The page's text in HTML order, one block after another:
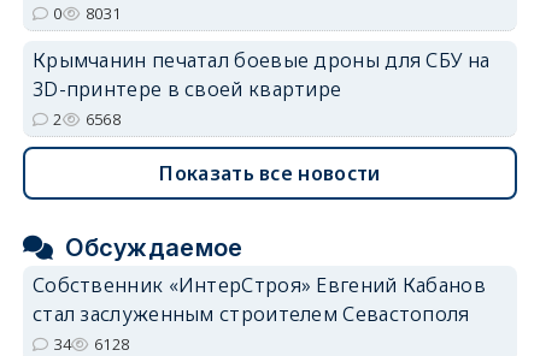
0 8031
Крымчанин печатал боевые дроны для СБУ на
3D-принтере в своей квартире
2 6568
Показать все новости
Обсуждаемое
Собственник «ИнтерСтроя» Евгений Кабанов
стал заслуженным строителем Севастополя
34 6128